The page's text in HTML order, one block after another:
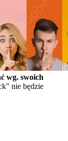
wg. swoich
nie będzie